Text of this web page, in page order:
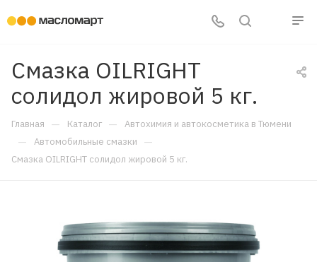
Смазка OILRIGHT
солидол жировой 5 кг.
Главная — Каталог — Автохимия и автокосметика в Тюмени
— Автомобильные смазки —
Смазка OILRIGHT солидол жировой 5 кг.